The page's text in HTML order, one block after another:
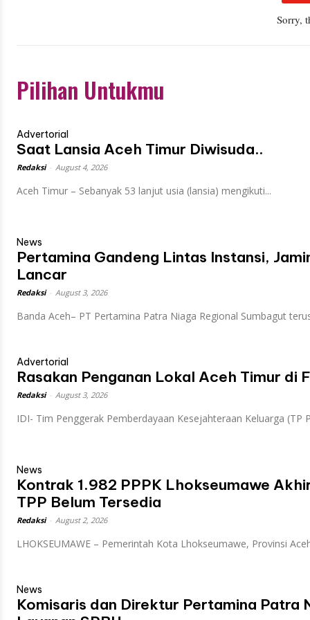
Sorry,
Pilihan Untukmu
Advertorial
Saat Lansia Aceh Timur Diwisuda..
Redaksi August 4, 2026
Aceh Timur – Sebanyak 53 lanjut usia (lansia) mengikuti...
News
Pertamina Gandeng Lintas Instansi,
Lancar
Redaksi August 3, 2026
Banda Aceh– PT Pertamina Patra Niaga Regional Sumbagut
Advertorial
Rasakan Penganan Lokal Aceh Timur di
Redaksi August 3, 2026
IDI- Tim Penggerak Pemberdayaan Kesejahteraan Keluarga (TP
News
Kontrak 1.982 PPPK Lhokseumawe
TPP Belum Tersedia
Redaksi August 2, 2026
LHOKSEUMAWE – Pemerintah Kota Lhokseumawe, Provinsi
News
Komisaris dan Direktur Pertamina Patra